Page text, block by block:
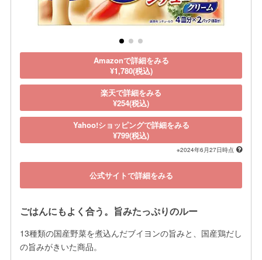
Amazonで詳細をみる
¥1,780(税込)
楽天で詳細をみる
¥254(税込)
Yahoo!ショッピングで詳細をみる
¥799(税込)
※2024年6月27日時点
公式サイトで詳細をみる
ごはんにもよく合う。旨みたっぷりのルー
13種類の国産野菜を煮込んだブイヨンの旨みと、国産鶏だし
の旨みがきいた商品。